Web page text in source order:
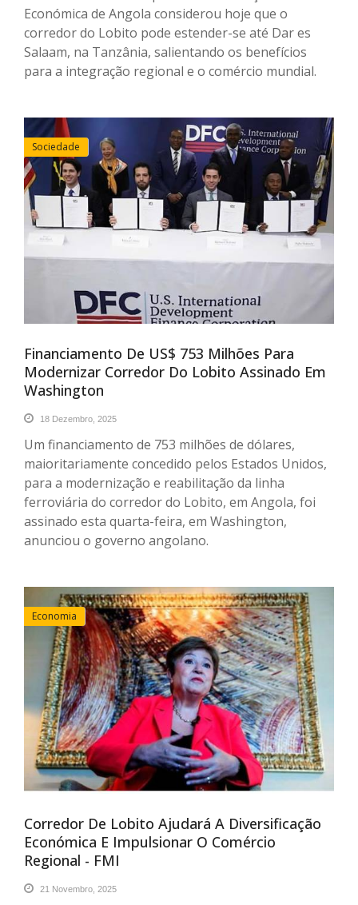
Económica de Angola considerou hoje que o
corredor do Lobito pode estender-se até Dar es
Salaam, na Tanzânia, salientando os benefícios
para a integração regional e o comércio mundial.
Sociedade
Financiamento De US$ 753 Milhões Para
Modernizar Corredor Do Lobito Assinado Em
Washington
18 Dezembro, 2025
Um financiamento de 753 milhões de dólares,
maioritariamente concedido pelos Estados Unidos,
para a modernização e reabilitação da linha
ferroviária do corredor do Lobito, em Angola, foi
assinado esta quarta-feira, em Washington,
anunciou o governo angolano.
Economia
Corredor De Lobito Ajudará A Diversificação
Económica E Impulsionar O Comércio
Regional - FMI
21 Novembro, 2025